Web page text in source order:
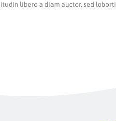
libero a diam auctor, sed